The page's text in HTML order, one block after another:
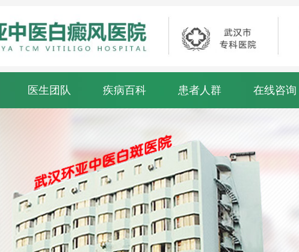
医生团队 疾病百科 患者人群 在线咨询